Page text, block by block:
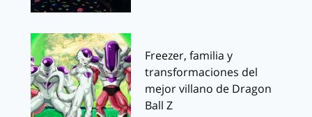
Freezer, familia y
transformaciones del
mejor villano de Dragon
Ball Z